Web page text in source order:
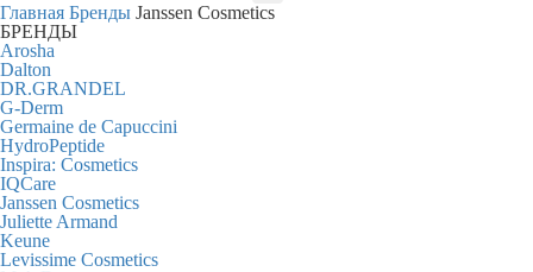
Главная Бренды Janssen Cosmetics
БРЕНДЫ
Arosha
Dalton
DR.GRANDEL
G-Derm
Germaine de Capuccini
HydroPeptide
Inspira: Cosmetics
IQCare
Janssen Cosmetics
Juliette Armand
Keune
Levissime Cosmetics